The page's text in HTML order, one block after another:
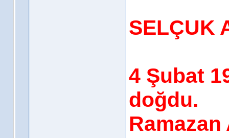
SELÇUK
4 Şubat
doğdu.
Ramazan